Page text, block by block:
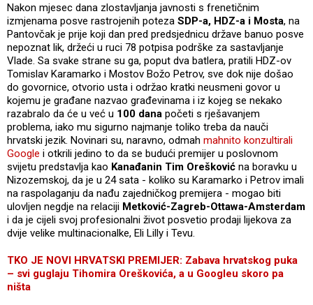
Nakon mjesec dana zlostavljanja javnosti s frenetičnim
izmjenama posve rastrojenih poteza SDP-a, HDZ-a i Mosta, na
Pantovčak je prije koji dan pred predsjednicu države banuo posve
nepoznat lik, držeći u ruci 78 potpisa podrške za sastavljanje
Vlade. Sa svake strane su ga, poput dva batlera, pratili HDZ-ov
Tomislav Karamarko i Mostov Božo Petrov, sve dok nije došao
do govornice, otvorio usta i održao kratki neusmeni govor u
kojemu je građane nazvao građevinama i iz kojeg se nekako
razabralo da će u već u 100 dana početi s rješavanjem
problema, iako mu sigurno najmanje toliko treba da nauči
hrvatski jezik. Novinari su, naravno, odmah mahnito konzultirali
Google i otkrili jedino to da se budući premijer u poslovnom
svijetu predstavlja kao Kanađanin Tim Orešković na boravku u
Nizozemskoj, da je u 24 sata - koliko su Karamarko i Petrov imali
na raspolaganju da nađu zajedničkog premijera - mogao biti
ulovljen negdje na relaciji Metković-Zagreb-Ottawa-Amsterdam
i da je cijeli svoj profesionalni život posvetio prodaji lijekova za
dvije velike multinacionalke, Eli Lilly i Tevu.
TKO JE NOVI HRVATSKI PREMIJER: Zabava hrvatskog puka
– svi guglaju Tihomira Oreškovića, a u Googleu skoro pa
ništa